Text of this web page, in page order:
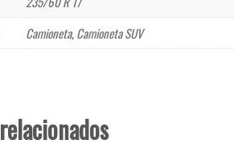
Camioneta,Camioneta SUV